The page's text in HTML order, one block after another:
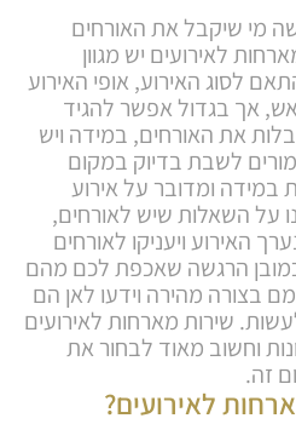
מי שיקבל את האורחים
לאירועים יש מגוון
לסוג האירוע, אופי האירוע
אך בגדול אפשר להגיד
את האורחים, במידה ויש
לשבת בדיוק במקום
במידה ומדובר על אירוע
על השאלות שיש לאורחים,
האירוע ויעניקו לאורחים
הרגשה שאכפת לכם מהם
בצורה מהירה וידעו לאן הם
שירות מארחות לאירועים
וחשוב מאוד לבחור את
זה.
לאירועים?